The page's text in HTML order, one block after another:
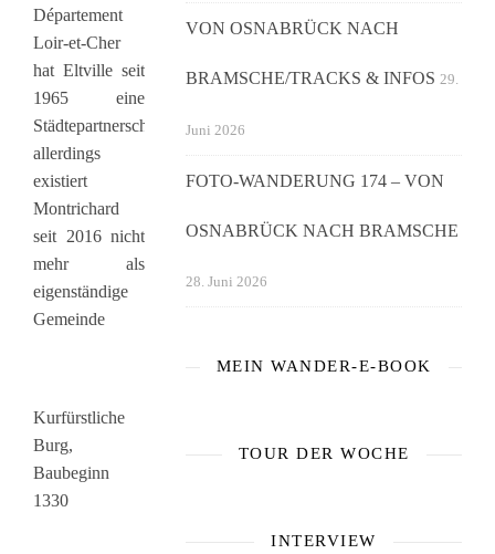
Département
Loir-et-Cher
hat Eltville seit
1965 eine
Städtepartnerschaft;
allerdings
existiert
Montrichard
seit 2016 nicht
mehr als
eigenständige
Gemeinde
Kurfürstliche
Burg,
Baubeginn
1330
VON OSNABRÜCK NACH
BRAMSCHE/TRACKS & INFOS 29.
Juni 2026
FOTO-WANDERUNG 174 – VON
OSNABRÜCK NACH BRAMSCHE
28. Juni 2026
MEIN WANDER-E-BOOK
TOUR DER WOCHE
INTERVIEW